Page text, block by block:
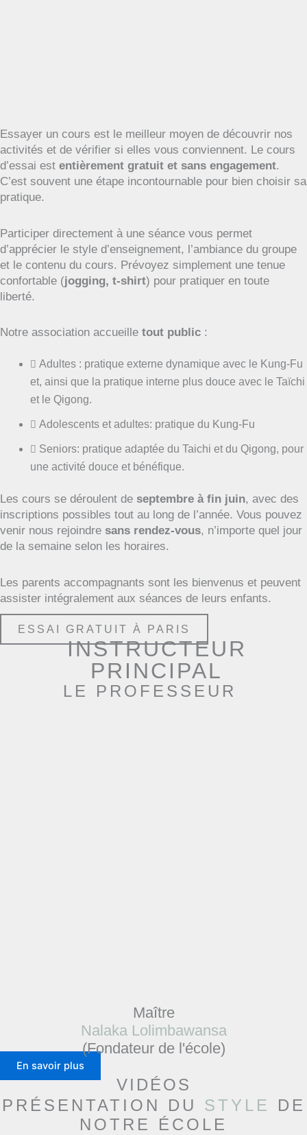
Essayer un cours est le meilleur moyen de découvrir nos
activités et de vérifier si elles vous conviennent. Le cours
d’essai est entièrement gratuit et sans engagement.
C’est souvent une étape incontournable pour bien choisir sa
pratique.
Participer directement à une séance vous permet
d’apprécier le style d’enseignement, l’ambiance du groupe
et le contenu du cours. Prévoyez simplement une tenue
confortable (jogging, t-shirt) pour pratiquer en toute
liberté.
Notre association accueille tout public :
Adultes : pratique externe dynamique avec le Kung-Fu
et, ainsi que la pratique interne plus douce avec le Taïchi
et le Qigong.
Adolescents et adultes: pratique du Kung-Fu
Seniors: pratique adaptée du Taichi et du Qigong, pour
une activité douce et bénéfique.
Les cours se déroulent de septembre à fin juin, avec des
inscriptions possibles tout au long de l’année. Vous pouvez
venir nous rejoindre sans rendez-vous, n’importe quel jour
de la semaine selon les horaires.
Les parents accompagnants sont les bienvenus et peuvent
assister intégralement aux séances de leurs enfants.
ESSAI GRATUIT À PARIS
INSTRUCTEUR
PRINCIPAL
LE PROFESSEUR
Maître
Nalaka Lolimbawansa
(Fondateur de l'école)
En savoir plus
VIDÉOS
PRÉSENTATION DU
STYLE
DE
NOTRE ÉCOLE